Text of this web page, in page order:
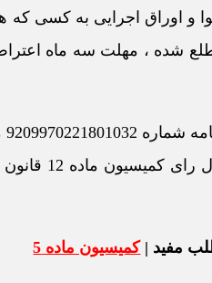
و اوراق اجرایی به کسی
شده ، مهلت سه ماه
طرفیت
مفید |کمیسیون ماده 5